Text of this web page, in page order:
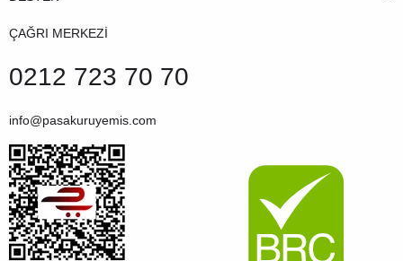
ÇAĞRI MERKEZİ
0212 723 70 70
info@pasakuruyemis.com